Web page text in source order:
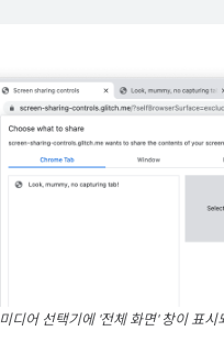
미디어 선택기에 '전체 화면' 창이 표시